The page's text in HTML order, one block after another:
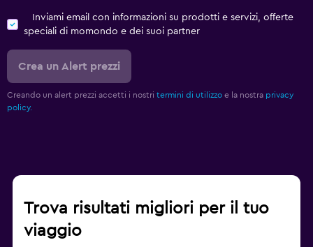
Inviami email con informazioni su prodotti e servizi, offerte
speciali di momondo e dei suoi partner
Crea un Alert prezzi
Creando un alert prezzi accetti i nostri termini di utilizzo e la nostra privacy
policy.
Trova risultati migliori per il tuo
viaggio